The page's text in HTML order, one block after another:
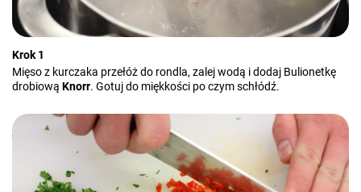
Krok 1
Mięso z kurczaka przełóż do rondla, zalej wodą i dodaj Bulionetkę
drobiową Knorr. Gotuj do miękkości po czym schłódź.